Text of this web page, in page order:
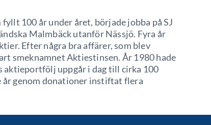
100 år under året, började jobba på SJ
Malmbäck utanför Nässjö. Fyra år
Efter några bra affärer, som blev
smeknamnet Aktiestinsen. År 1980 hade
aktieportfölj uppgår i dag till cirka 100
genom donationer instiftat flera